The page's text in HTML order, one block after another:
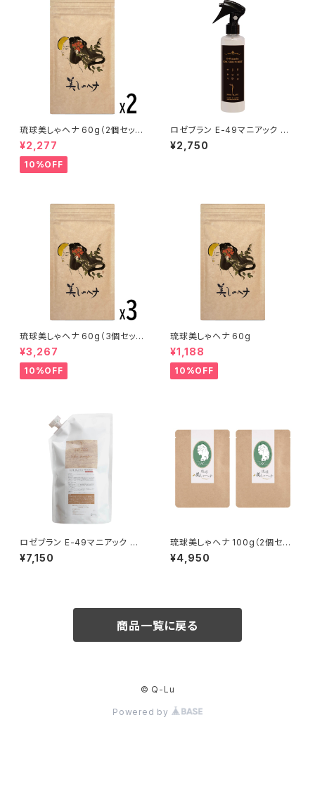
琉球美しゃヘナ 60g（2個セッ
ト）
¥2,277
10%OFF
ロゼブラン E-49マニアック C
MC SERUM MIST
¥2,750
琉球美しゃヘナ 60g（3個セッ
ト）
¥3,267
10%OFF
琉球美しゃヘナ 60g
¥1,188
10%OFF
ロゼブラン E-49マニアック ス
パシャンプー 1000ml 詰め替え
レフィルパック
¥7,150
琉球美しゃヘナ 100g（2個セッ
ト）
¥4,950
商品一覧に戻る
© Q-Lu
Powered by